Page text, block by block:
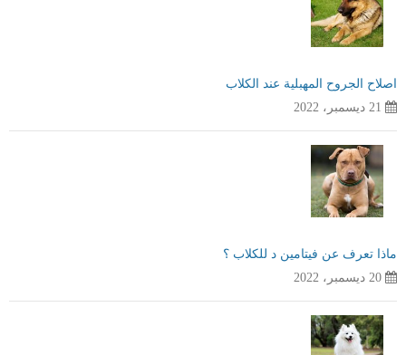
اصلاح الجروح المهبلية عند الكلاب
21 ديسمبر، 2022
ماذا تعرف عن فيتامين د للكلاب ؟
20 ديسمبر، 2022